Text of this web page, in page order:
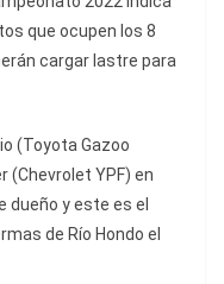
que ocupen los 8
cargar lastre para
(Toyota Gazoo
(Chevrolet YPF) en
dueño y este es el
de Río Hondo el